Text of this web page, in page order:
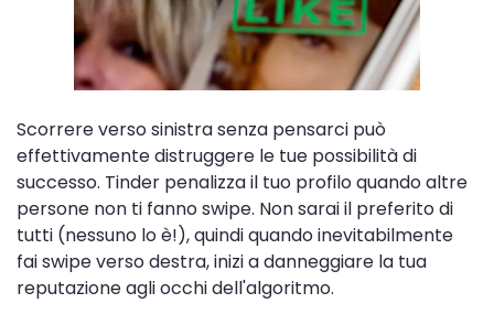
Scorrere verso sinistra senza pensarci può
effettivamente distruggere le tue possibilità di
successo. Tinder penalizza il tuo profilo quando altre
persone non ti fanno swipe. Non sarai il preferito di
tutti (nessuno lo è!), quindi quando inevitabilmente
fai swipe verso destra, inizi a danneggiare la tua
reputazione agli occhi dell'algoritmo.